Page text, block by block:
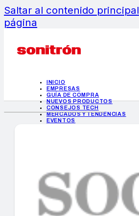
Saltar al contenido principal
página
INICIO
EMPRESAS
GUÍA DE COMPRA
NUEVOS PRODUCTOS
CONSEJOS TECH
MERCADOS Y TENDENCIAS
EVENTOS
INICIO
EMPRESAS